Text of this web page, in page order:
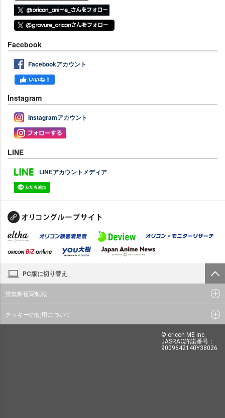
Facebook
Facebookアカウント
Instagram
Instagramアカウント
LINE
LINEアカウントメディア
PC版に切り替え
禁無断複写転載
クッキーの使用について
© oricon ME inc.
JASRAC許諾番号：
9009642140Y38026